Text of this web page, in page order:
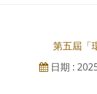
第五屆「
日期 :